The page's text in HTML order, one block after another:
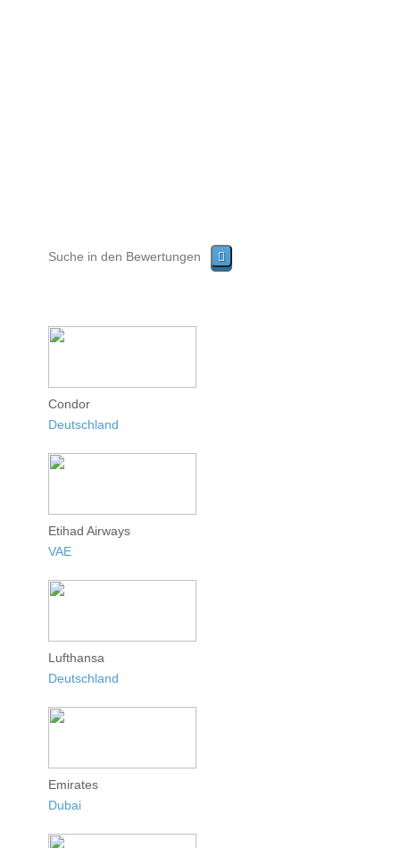
Condor
Deutschland
Etihad Airways
VAE
Lufthansa
Deutschland
Emirates
Dubai